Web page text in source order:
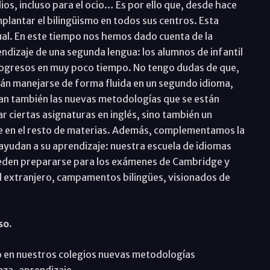
incluso para el ocio… Es por ello que, desde hace
el bilingüismo en todos sus centros. Esta
En este tiempo nos hemos dado cuenta de la
de una segunda lengua: los alumnos de infantil
en muy poco tiempo. No tengo dudas de que,
manejarse de forma fluida en un segundo idioma,
también las nuevas metodologías que se están
ciertas asignaturas en inglés, sino también un
el resto de materias. Además, complementamos la
a su aprendizaje: nuestra escuela de idiomas
prepararse para los exámenes de Cambridge y
campamentos bilingües, visionados de
nuestros colegios nuevas metodologías